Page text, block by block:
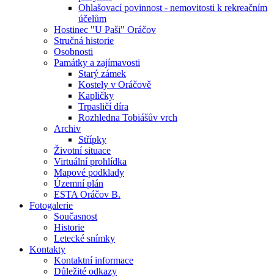
Ohlašovací povinnost - nemovitosti k rekreačním
účelům
Hostinec "U Paši" Oráčov
Stručná historie
Osobnosti
Památky a zajímavosti
Starý zámek
Kostely v Oráčově
Kapličky
Trpasličí díra
Rozhledna Tobiášův vrch
Archiv
Střípky
Životní situace
Virtuální prohlídka
Mapové podklady
Územní plán
ESTA Oráčov B.
Fotogalerie
Současnost
Historie
Letecké snímky
Kontakty
Kontaktní informace
Důležité odkazy